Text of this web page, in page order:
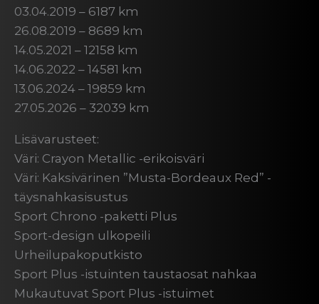
03.04.2019 – 6187 km
26.08.2019 – 8689 km
14.05.2021 – 12158 km
14.06.2022 – 14581 km
13.06.2024 – 19859 km
27.05.2026 – 32039 km
Lisävarusteet:
Väri: Crayon Metallic -erikoisväri
Väri: Kaksivärinen ”Musta-Bordeaux Red” -
täysnahkasisustus
Sport Chrono -paketti Plus
Sport-design ulkopeili
Urheilupakoputkisto
Sport Plus -istuinten taustaosat nahkaa
Mukautuvat Sport Plus -istuimet